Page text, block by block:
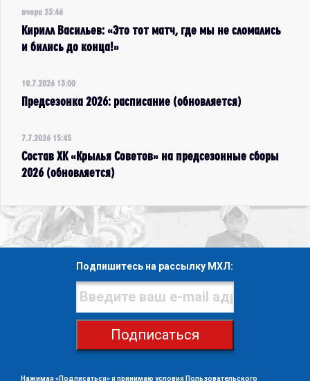
вчера 23:46
Кирилл Васильев: «Это тот матч, где мы не сломались
и бились до конца!»
10.7.2026 13:00
Предсезонка 2026: расписание (обновляется)
7.7.2026 15:45
Состав ХК «Крылья Советов» на предсезонные сборы
2026 (обновляется)
Подпишитесь на рассылку МХЛ:
Подписаться
Нажимая «Подписаться» я принимаю условия Пользовательского